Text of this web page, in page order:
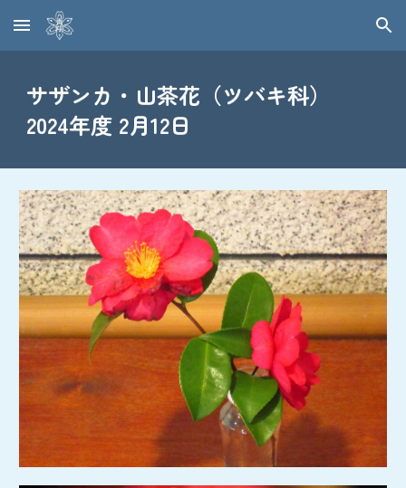
Skip to main content Skip to navigation
サザンカ・山茶花（ツバキ科）
2024年度 2月12日